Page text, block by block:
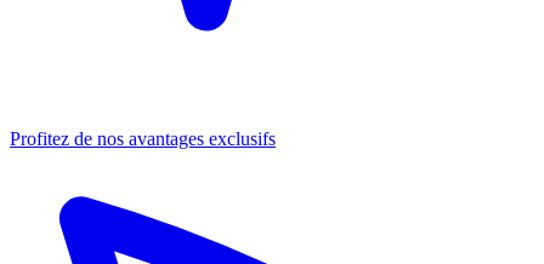
Profitez de nos avantages exclusifs